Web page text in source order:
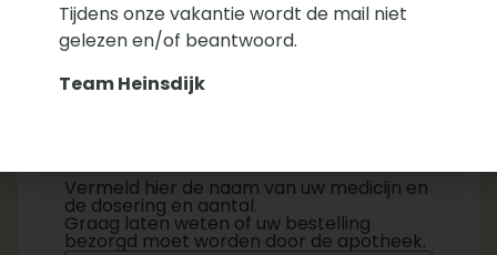
E-mailadres
Vermeld hier de naam van uw medicijn en
de dosering en aantal.
Graag laten weten of uw bestelling
bezorgd moet worden door de apotheek.
Tijdens onze vakantie wordt de mail niet
gelezen en/of beantwoord.
Team Heinsdijk